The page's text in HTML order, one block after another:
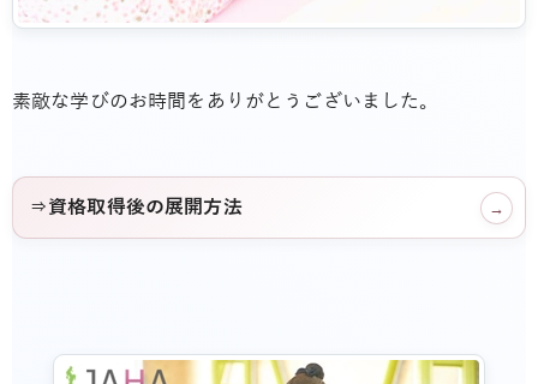
素敵な学びのお時間をありがとうございました。
⇒資格取得後の展開方法 →